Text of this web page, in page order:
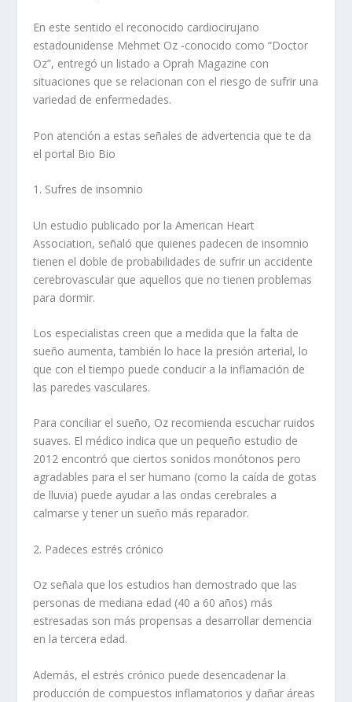
En este sentido el reconocido cardiocirujano
estadounidense Mehmet Oz -conocido como “Doctor
Oz”, entregó un listado a Oprah Magazine con
situaciones que se relacionan con el riesgo de sufrir una
variedad de enfermedades.
Pon atención a estas señales de advertencia que te da
el portal Bio Bio
1. Sufres de insomnio
Un estudio publicado por la American Heart
Association, señaló que quienes padecen de insomnio
tienen el doble de probabilidades de sufrir un accidente
cerebrovascular que aquellos que no tienen problemas
para dormir.
Los especialistas creen que a medida que la falta de
sueño aumenta, también lo hace la presión arterial, lo
que con el tiempo puede conducir a la inflamación de
las paredes vasculares.
Para conciliar el sueño, Oz recomienda escuchar ruidos
suaves. El médico indica que un pequeño estudio de
2012 encontró que ciertos sonidos monótonos pero
agradables para el ser humano (como la caída de gotas
de lluvia) puede ayudar a las ondas cerebrales a
calmarse y tener un sueño más reparador.
2. Padeces estrés crónico
Oz señala que los estudios han demostrado que las
personas de mediana edad (40 a 60 años) más
estresadas son más propensas a desarrollar demencia
en la tercera edad.
Además, el estrés crónico puede desencadenar la
producción de compuestos inflamatorios y dañar áreas